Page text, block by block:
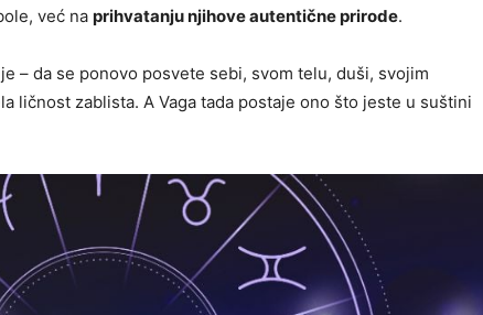
već na prihvatanju njihove autentične prirode.
– da se ponovo posvete sebi, svom telu, duši, svojim
ličnost zablista. A Vaga tada postaje ono što jeste u suštini